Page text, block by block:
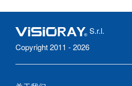
S.r.l.
Copyright 2011 - 2026